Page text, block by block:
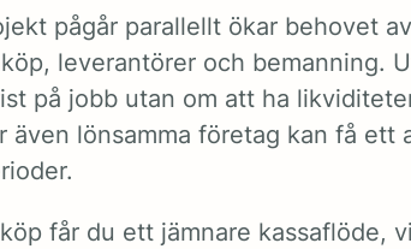
pågår parallellt ökar behovet
leverantörer och bemanning.
på jobb utan om att ha
även lönsamma företag kan få ett
får du ett jämnare kassaflöde,